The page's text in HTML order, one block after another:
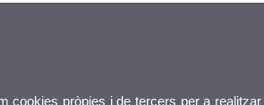
cookies pròpies i de tercers per a realitzar